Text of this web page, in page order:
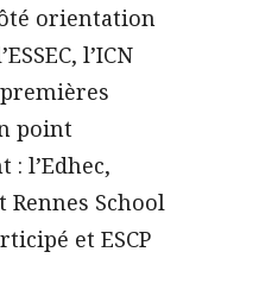
orientation
l’ICN
point
l’Edhec,
Rennes School
et ESCP